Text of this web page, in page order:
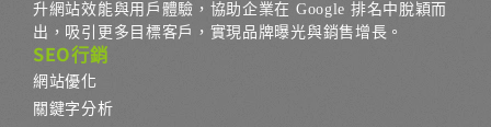
升網站效能與用戶體驗，協助企業在 Google 排名中脫穎而
出，吸引更多目標客戶，實現品牌曝光與銷售增長。
SEO行銷
網站優化
關鍵字分析